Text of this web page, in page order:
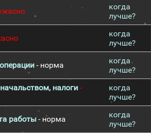
когда
лучше?
когда
лучше?
- норма
когда
лучше?
налоги -
когда
лучше?
работы- норма
когда
лучше?